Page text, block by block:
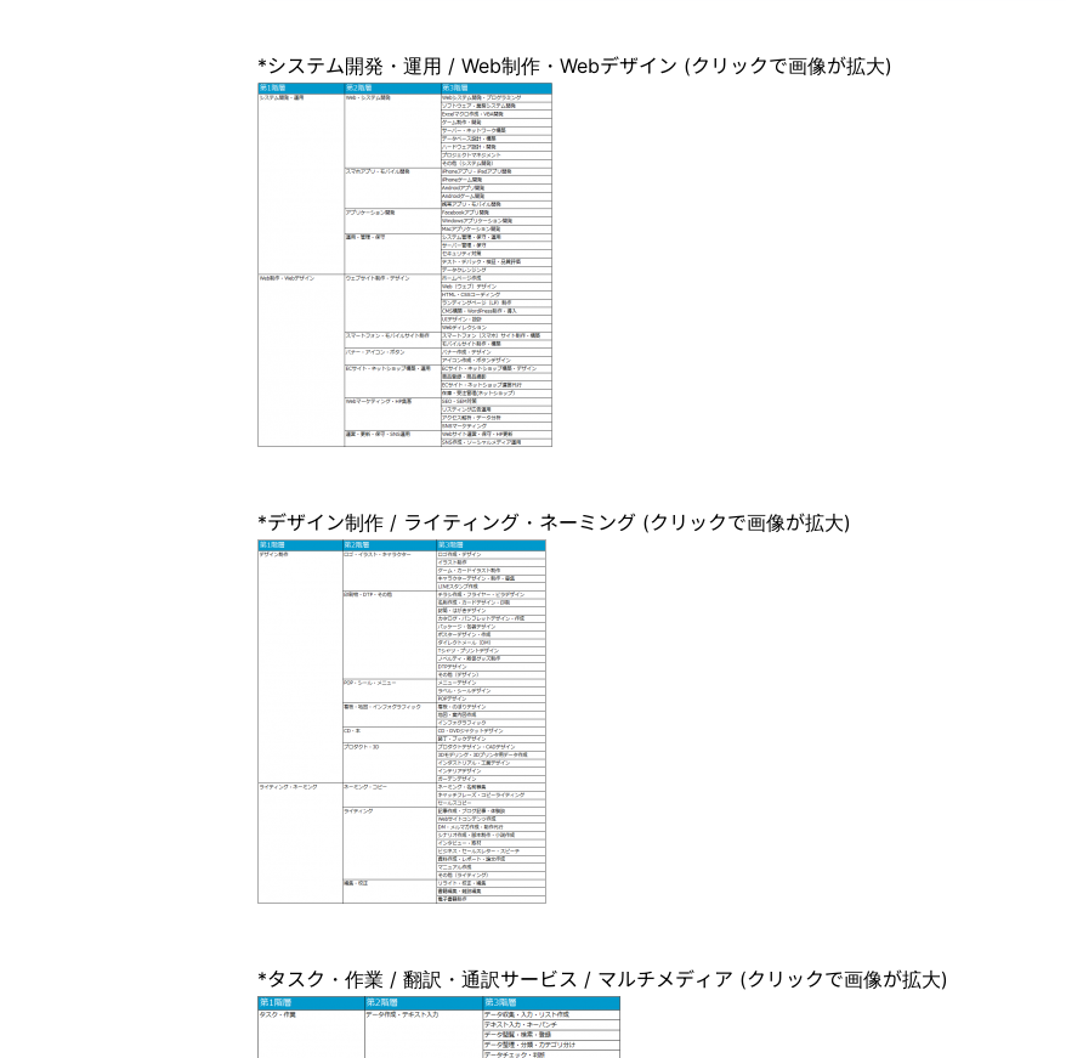
*システム開発・運用 / Web制作・Webデザイン (クリックで画像が拡大)
*デザイン制作 / ライティング・ネーミング (クリックで画像が拡大)
*タスク・作業 / 翻訳・通訳サービス / マルチメディア (クリックで画像が拡大)